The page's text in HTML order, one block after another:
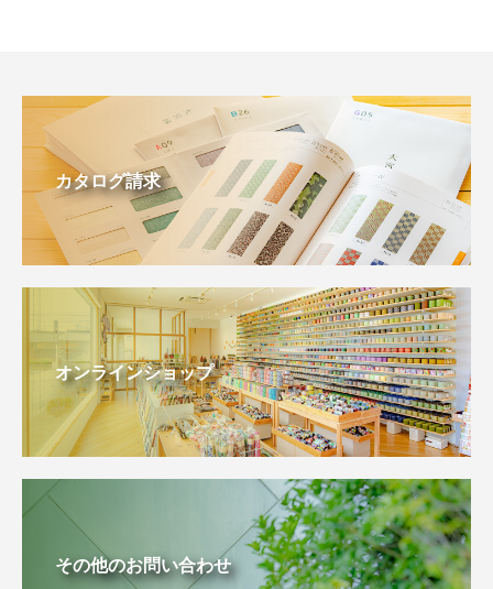
カタログ請求
オンラインショップ
その他のお問い合わせ